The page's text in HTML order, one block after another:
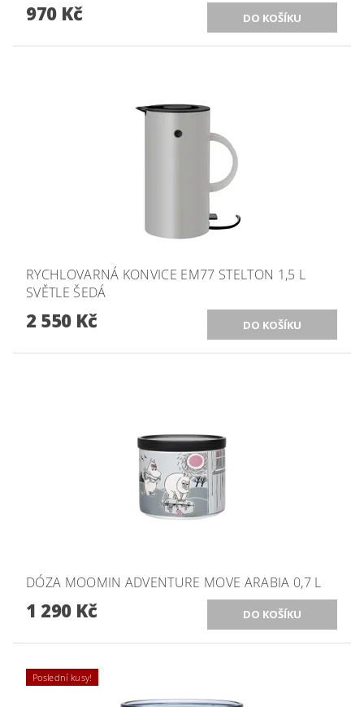
970 Kč
RYCHLOVARNÁ KONVICE EM77 STELTON 1,5 L
SVĚTLE ŠEDÁ
2 550 Kč
DÓZA MOOMIN ADVENTURE MOVE ARABIA 0,7 L
1 290 Kč
Poslední kusy!